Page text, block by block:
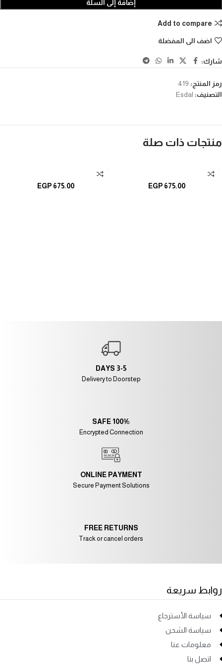
إضافة إلى السلة
Add to compare
اضف الى المفضلة
رمز المنتج: 419
التصنيف: Esdal
شارك:
منتجات ذات صلة
EGP675.00
EGP675.00
FREE RETURNS
Track or cancel orders
ONLINE PAYMENT
Secure Payment Solutions
100% SAFE
Encrypted Connection
3-5 DAYS
Delivery to Doorstep
روابط سريعة
سياسة الأسترجاع
سياسة الشحن
معلومات عنا
اتصل بنا